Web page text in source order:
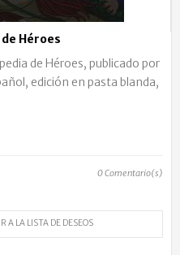
Héroes
de Héroes, publicado por
edición en pasta blanda,
0Comentario(s)
A LA LISTA DE DESEOS